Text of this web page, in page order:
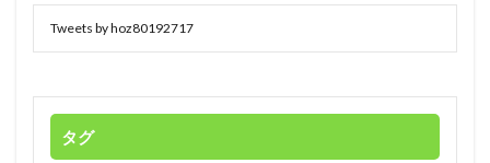
Tweets by hoz80192717
タグ